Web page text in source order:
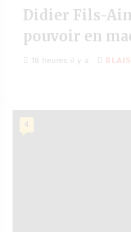
Didier Fils-
pouvoir en
18 heures il y a
4